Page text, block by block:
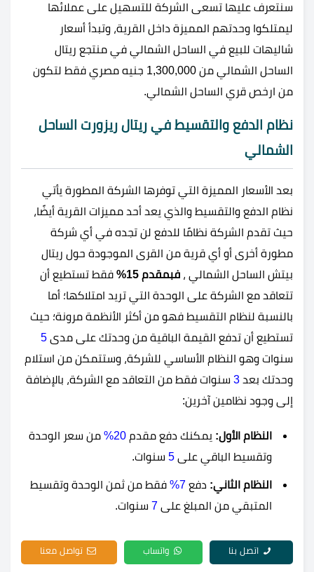
سنتعرف عليها تسعى الشركة للتسهيل على عملائها
ليمتلكوا وحدتهم المميزة داخل القرية، وتبدأ أسعار
شاليهات للبيع في الساحل الشمالي في منتجع ريتال
الساحل الشمالي من 1,300,000 جنيه مصري فقط لتكون
من ارخص قري الساحل الشمالي.
نظام الدفع والتقسيط في ريتال ريزورت الساحل
الشمالي
بعد الأسعار المميزة التي توفرها الشركة المطورة يأتي
نظام الدفع والتقسيط والذي يعد أحد مميزات القرية أيضًا،
حيث تقدم الشركة نظامًا للدفع لن تجده في أي شركة
مطورة أخرى أو أي قرية من القرى الموجودة حول ريتال
بيتش الساحل الشمالي ، فبمقدم 15%
فقط تستطيع أن
تتعاقد مع الشركة على الوحدة التي تريد امتلاكها؛ أما
بالنسبة لنظام التقسيط فهو من أكثر الأنظمة مرونة؛ حيث
تستطيع أن تدفع القيمة الباقية من وحدتك على مدى 5
سنوات وهو النظام الأساسي للشركة، وستتمكن من استلام
وحدتك بعد 3 سنوات فقط من التعاقد مع الشركة، بالإضافة
إلى وجود نظامين آخرين:
النظام الأول: يمكنك دفع مقدم 20%
من سعر الوحدة
وتقسيط الباقي على 5 سنوات.
النظام الثاني: دفع 7%
فقط من ثمن الوحدة وتقسيط
المتبقي من المبلغ على 7 سنوات.
اتصل بنا واتساب تواصل معنا